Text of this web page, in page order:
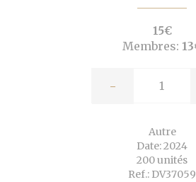
15€
Membres:
-
Autre
Date: 2024
200 unités
Ref.: DV37059